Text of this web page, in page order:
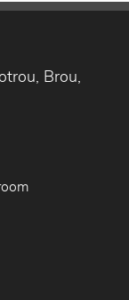
Brou,